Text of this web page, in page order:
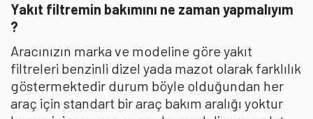
Yakıt filtremin bakımını ne zaman yapmalıyım
?
Aracınızın marka ve modeline göre yakıt
filtreleri benzinli dizel yada mazot olarak farklılık
göstermektedir durum böyle olduğundan her
araç için standart bir araç bakım aralığı yoktur